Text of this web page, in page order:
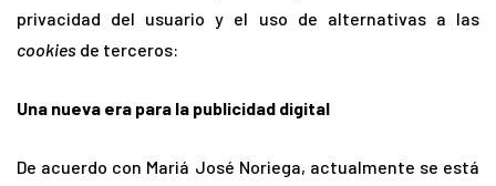
privacidad del usuario y el uso de alternativas a las
cookies de terceros:
Una nueva era para la publicidad digital
De acuerdo con Mariá José Noriega, actualmente se está